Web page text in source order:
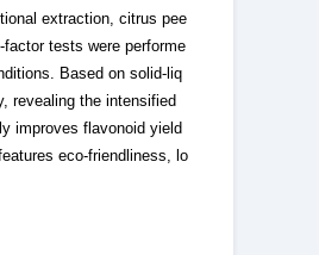
extraction, citrus pee
tests were performe
Based on solid-liq
revealing the intensified
improves flavonoid yield
eco-friendliness, lo